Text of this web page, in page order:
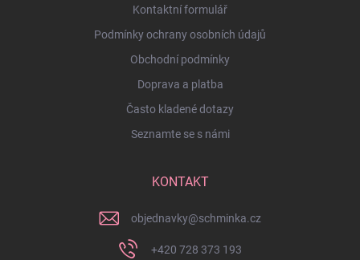
Kontaktní formulář
Podmínky ochrany osobních údajů
Obchodní podmínky
Doprava a platba
Často kladené dotazy
Seznamte se s námi
KONTAKT
objednavky@schminka.cz
+420 728 373 193